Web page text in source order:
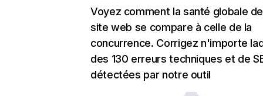
Voyez comment la santé globale
site web se compare à celle de la
concurrence. Corrigez n'importe
des 130 erreurs techniques et de
détectées par notre outil